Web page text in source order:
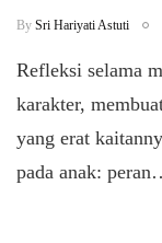
By Sri Hariyati Astuti
Refleksi selama
karakter,
yang erat
pada anak: